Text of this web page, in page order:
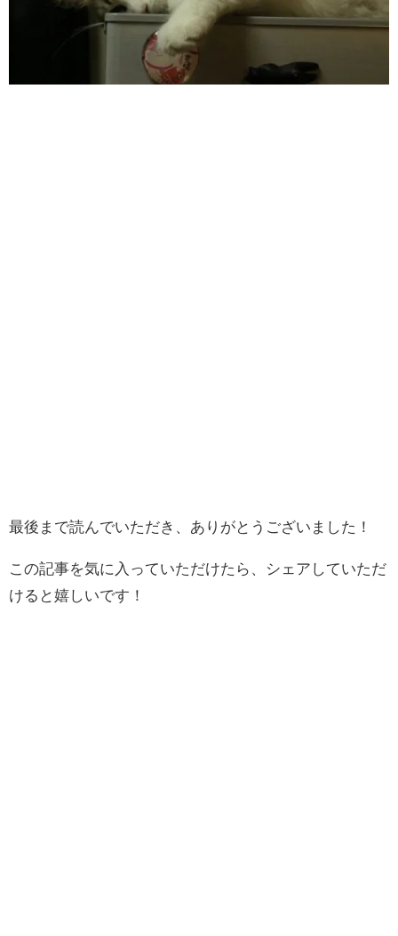
最後まで読んでいただき、ありがとうございました！
この記事を気に入っていただけたら、シェアしていただ
けると嬉しいです！